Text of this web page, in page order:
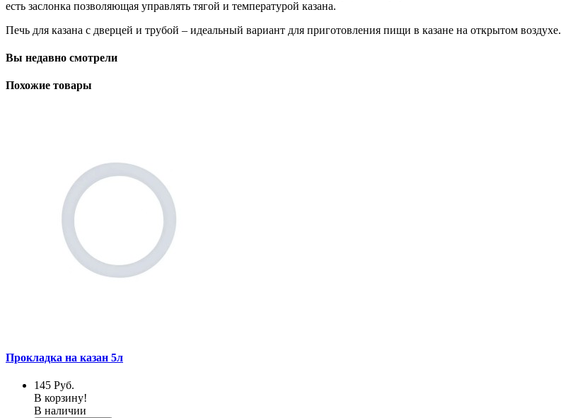
есть заслонка позволяющая управлять тягой и температурой казана.
Печь для казана с дверцей и трубой – идеальный вариант для приготовления пищи в казане на открытом воздухе.
Вы недавно смотрели
Похожие товары
Прокладка на казан 5л
145 Руб.
В корзину!
В наличии